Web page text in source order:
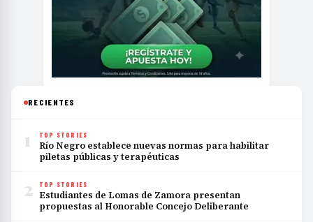
RECIENTES
1 TOP STORIES
Río Negro establece nuevas normas para habilitar
piletas públicas y terapéuticas
2 TOP STORIES
Estudiantes de Lomas de Zamora presentan
propuestas al Honorable Concejo Deliberante